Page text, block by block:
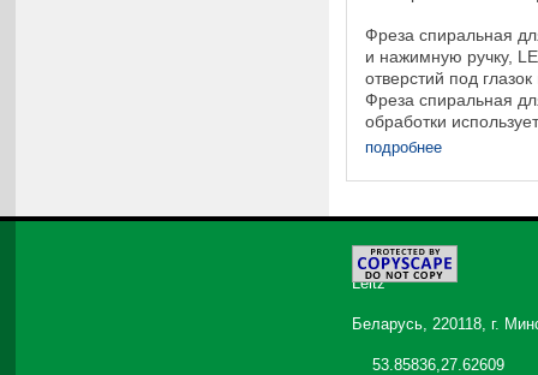
Фреза спиральная
и нажимную ручку,
отверстий под
Фреза спиральная
обработки
отверстий под
подробнее
©2026
Leitz
Беларусь, 220118, г.
53.85836,27.62609